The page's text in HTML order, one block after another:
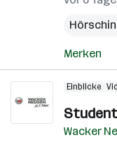
Merken
Einblicke
Wacker